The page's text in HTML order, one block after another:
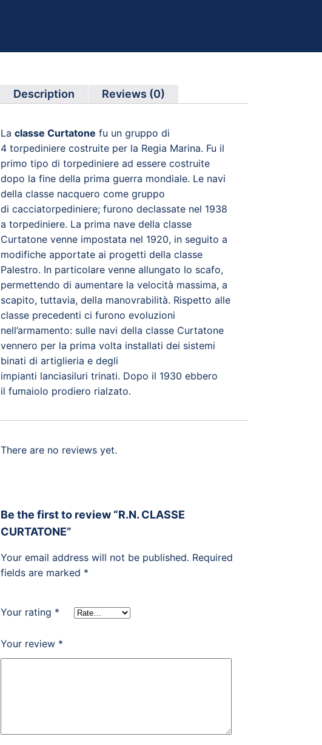
Description Reviews (0)
La classe Curtatone fu un gruppo di
4 torpediniere costruite per la Regia Marina. Fu il
primo tipo di torpediniere ad essere costruite
dopo la fine della prima guerra mondiale. Le navi
della classe nacquero come gruppo
di cacciatorpediniere; furono declassate nel 1938
a torpediniere. La prima nave della classe
Curtatone venne impostata nel 1920, in seguito a
modifiche apportate ai progetti della classe
Palestro. In particolare venne allungato lo scafo,
permettendo di aumentare la velocità massima, a
scapito, tuttavia, della manovrabilità. Rispetto alle
classe precedenti ci furono evoluzioni
nell’armamento: sulle navi della classe Curtatone
vennero per la prima volta installati dei sistemi
binati di artiglieria e degli
impianti lanciasiluri trinati. Dopo il 1930 ebbero
il fumaiolo prodiero rialzato.
There are no reviews yet.
Be the first to review “R.N. CLASSE
CURTATONE”
Your email address will not be published. Required
fields are marked *
Your rating *
Your review *